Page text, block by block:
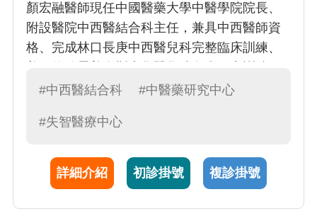
顏宏融醫師現任中國醫藥大學中醫學院院長、
附設醫院中西醫結合科主任，兼具中西醫師資
格、完成林口長庚中西醫兒科完整臨床訓練、
《康健》雜誌專文採訪讚譽為「融會中西醫，
小病人有如親出，時時想著：「如果這是我的
疾病，也包括免疫疾病，結合現代醫學的方
法，透過精準免疫調控，驗證傳統的中醫智
慧。
#中西醫結合科 #中醫藥研究中心
#失智醫療中心
詳細介紹 初診掛號 複診掛號